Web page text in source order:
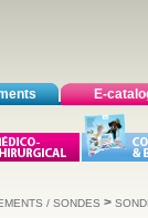
E-
/ SONDES >